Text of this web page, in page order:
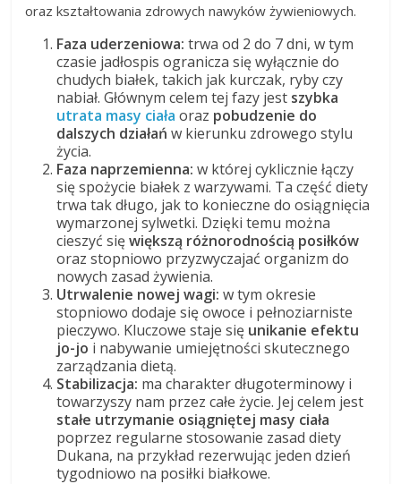
oraz kształtowania zdrowych nawyków żywieniowych.
Faza uderzeniowa: trwa od 2 do 7 dni, w tym
czasie jadłospis ogranicza się wyłącznie do
chudych białek, takich jak kurczak, ryby czy
nabiał. Głównym celem tej fazy jest szybka
utrata masy ciała oraz pobudzenie do
dalszych działań w kierunku zdrowego stylu
życia.
Faza naprzemienna: w której cyklicznie łączy
się spożycie białek z warzywami. Ta część diety
trwa tak długo, jak to konieczne do osiągnięcia
wymarzonej sylwetki. Dzięki temu można
cieszyć sięwiększą różnorodnością posiłków
oraz stopniowo przyzwyczajać organizm do
nowych zasad żywienia.
Utrwalenie nowej wagi: w tym okresie
stopniowo dodaje się owoce i pełnoziarniste
pieczywo. Kluczowe staje się unikanie efektu
jo-jo i nabywanie umiejętności skutecznego
zarządzania dietą.
Stabilizacja: ma charakter długoterminowy i
towarzyszy nam przez całe życie. Jej celem jest
stałe utrzymanie osiągniętej masy ciała
poprzez regularne stosowanie zasad diety
Dukana, na przykład rezerwując jeden dzień
tygodniowo na posiłki białkowe.